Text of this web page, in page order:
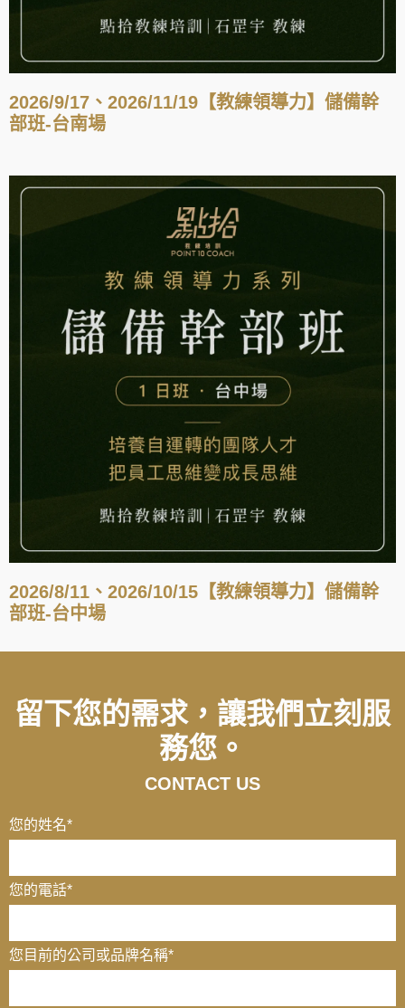
2026/9/17、2026/11/19【教練領導力】儲備幹
部班-台南場
2026/8/11、2026/10/15【教練領導力】儲備幹
部班-台中場
留下您的需求，讓我們立刻服
務您。
CONTACT US
您的姓名*
您的電話*
您目前的公司或品牌名稱*